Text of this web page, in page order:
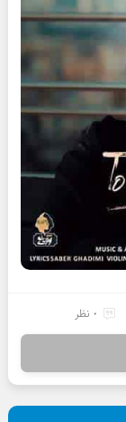
0 نظر